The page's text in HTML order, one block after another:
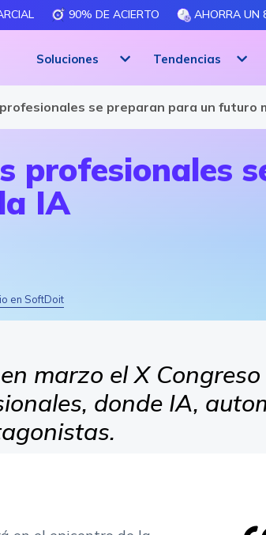
90% DE ACIERTO AHORRA UN
Soluciones Tendencias
se preparan para un futuro
profesionales
IA
en SoftDoit
marzo el X
donde IA,